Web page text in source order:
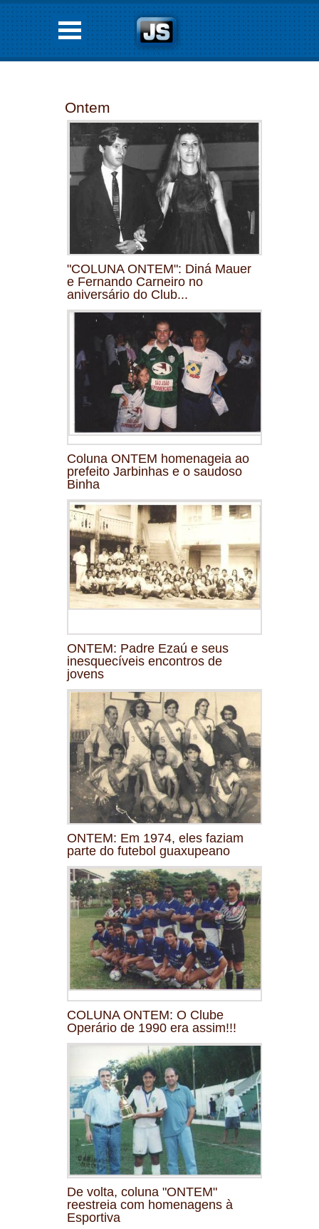
Ontem
"COLUNA ONTEM": Diná Mauer
e Fernando Carneiro no
aniversário do Club...
Coluna ONTEM homenageia ao
prefeito Jarbinhas e o saudoso
Binha
ONTEM: Padre Ezaú e seus
inesquecíveis encontros de
jovens
ONTEM: Em 1974, eles faziam
parte do futebol guaxupeano
COLUNA ONTEM: O Clube
Operário de 1990 era assim!!!
De volta, coluna "ONTEM"
reestreia com homenagens à
Esportiva